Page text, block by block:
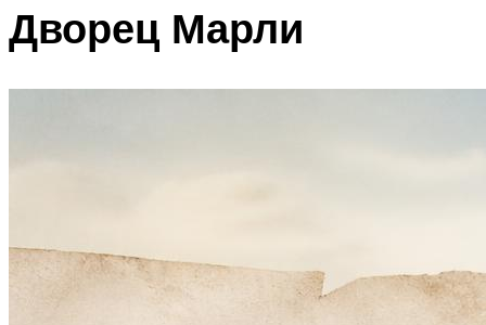
Дворец Марли